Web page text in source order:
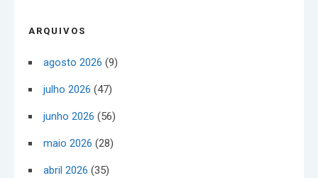
ARQUIVOS
agosto 2026 (9)
julho 2026 (47)
junho 2026 (56)
maio 2026 (28)
abril 2026 (35)